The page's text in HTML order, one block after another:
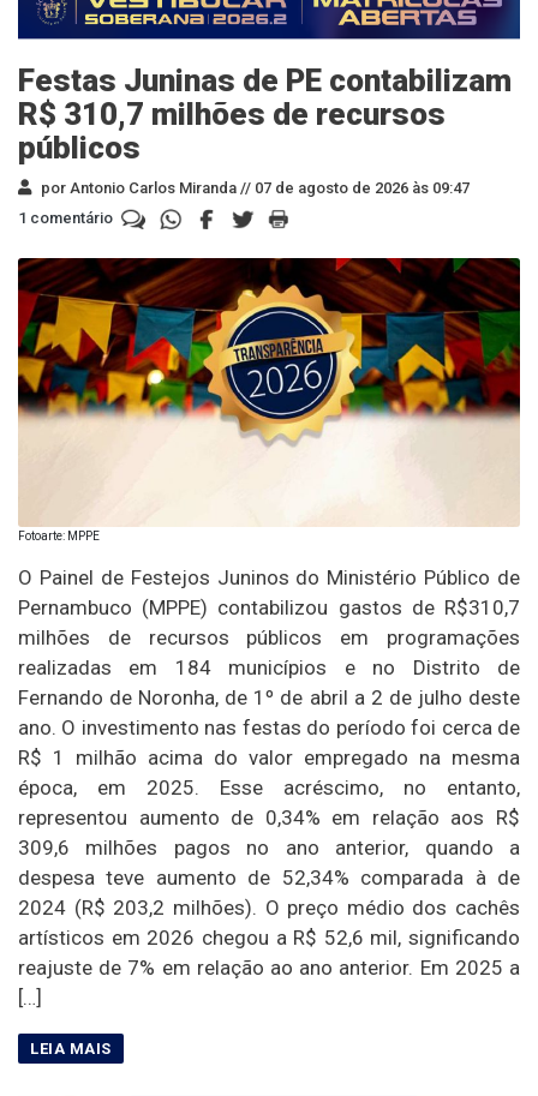
Festas Juninas de PE contabilizam
R$ 310,7 milhões de recursos
públicos
por Antonio Carlos Miranda // 07 de agosto de 2026 às 09:47
1 comentário
Fotoarte: MPPE
O Painel de Festejos Juninos do Ministério Público de
Pernambuco (MPPE) contabilizou gastos de R$310,7
milhões de recursos públicos em programações
realizadas em 184 municípios e no Distrito de
Fernando de Noronha, de 1º de abril a 2 de julho deste
ano. O investimento nas festas do período foi cerca de
R$ 1 milhão acima do valor empregado na mesma
época, em 2025. Esse acréscimo, no entanto,
representou aumento de 0,34% em relação aos R$
309,6 milhões pagos no ano anterior, quando a
despesa teve aumento de 52,34% comparada à de
2024 (R$ 203,2 milhões). O preço médio dos cachês
artísticos em 2026 chegou a R$ 52,6 mil, significando
reajuste de 7% em relação ao ano anterior. Em 2025 a
[…]